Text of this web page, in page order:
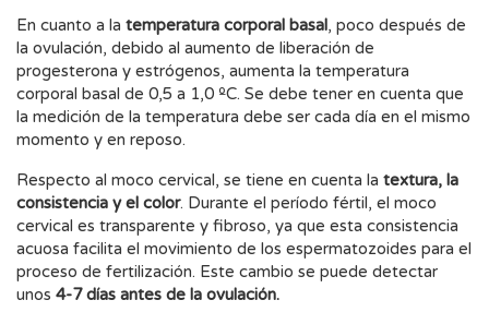
En cuanto a la temperatura corporal basal, poco después de
la ovulación, debido al aumento de liberación de
progesterona y estrógenos, aumenta la temperatura
corporal basal de 0,5 a 1,0 ºC. Se debe tener en cuenta que
la medición de la temperatura debe ser cada día en el mismo
momento y en reposo.
Respecto al moco cervical, se tiene en cuenta la textura, la
consistencia y el color. Durante el período fértil, el moco
cervical es transparente y fibroso, ya que esta consistencia
acuosa facilita el movimiento de los espermatozoides para el
proceso de fertilización. Este cambio se puede detectar
unos 4-7 días antes de la ovulación.